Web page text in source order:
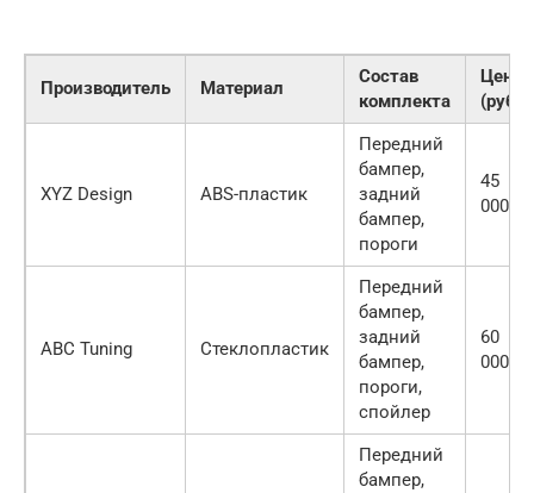
Производитель Материал
Состав
комплекта
Цена
(руб.)
XYZ Design ABS-пластик
Передний
бампер,
задний
бампер,
пороги
45
000
ABC Tuning Стеклопластик
Передний
бампер,
задний
бампер,
пороги,
спойлер
60
000
Передний
бампер,